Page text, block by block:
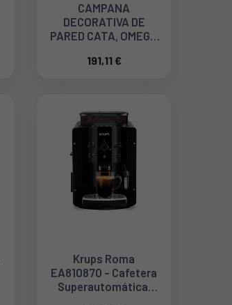
CAMPANA
DECORATIVA DE
PARED CATA, OMEGA
191,11 €
Krups Roma
EA810870 - Cafetera
Superautomática,